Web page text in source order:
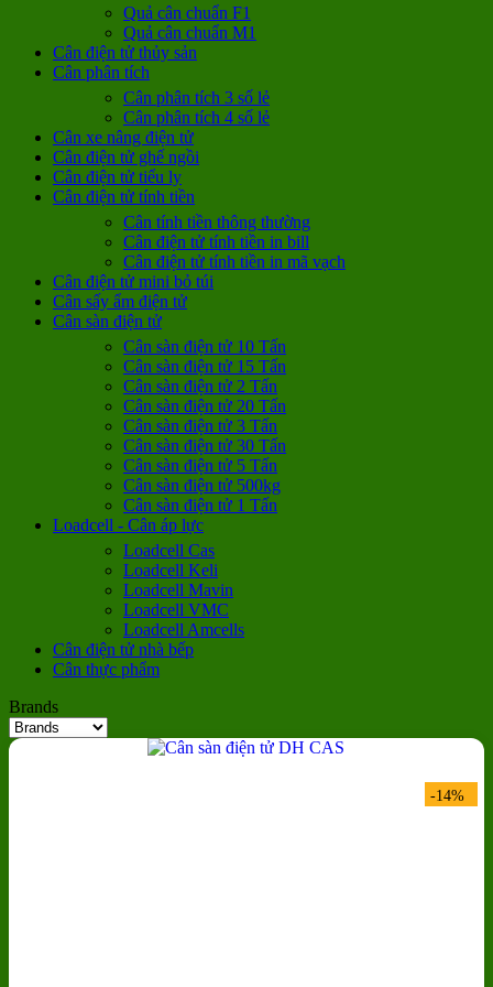
Quả cân chuẩn F1
Quả cân chuẩn M1
Cân điện tử thủy sản
Cân phân tích
Cân phân tích 3 số lẻ
Cân phân tích 4 số lẻ
Cân xe nâng điện tử
Cân điện tử ghế ngồi
Cân điện tử tiểu ly
Cân điện tử tính tiền
Cân tính tiền thông thường
Cân điện tử tính tiền in bill
Cân điện tử tính tiền in mã vạch
Cân điện tử mini bỏ túi
Cân sấy ẩm điện tử
Cân sàn điện tử
Cân sàn điện tử 10 Tấn
Cân sàn điện tử 15 Tấn
Cân sàn điện tử 2 Tấn
Cân sàn điện tử 20 Tấn
Cân sàn điện tử 3 Tấn
Cân sàn điện tử 30 Tấn
Cân sàn điện tử 5 Tấn
Cân sàn điện tử 500kg
Cân sàn điện tử 1 Tấn
Loadcell - Cân áp lực
Loadcell Cas
Loadcell Keli
Loadcell Mavin
Loadcell VMC
Loadcell Amcells
Cân điện tử nhà bếp
Cân thực phẩm
Brands
-14%